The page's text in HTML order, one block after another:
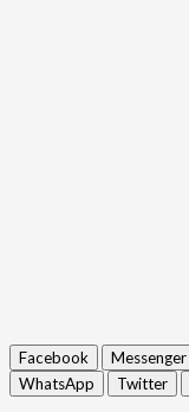
Facebook Messenger
WhatsApp
Twitter